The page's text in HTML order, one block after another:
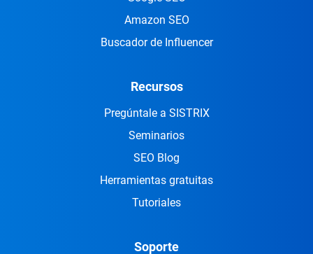
Amazon SEO
Buscador de Influencer
Recursos
Pregúntale a SISTRIX
Seminarios
SEO Blog
Herramientas gratuitas
Tutoriales
Soporte